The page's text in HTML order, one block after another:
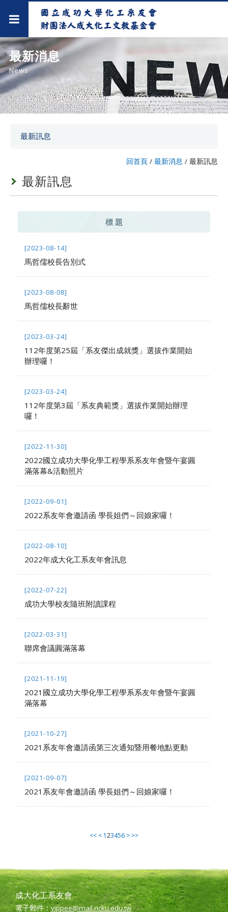
最新消息
News
最新訊息
回首頁 / 最新消息 / 最新訊息
最新訊息
標 題
[2023-08-14]
馬哲儒校長告別式
[2023-08-08]
馬哲儒校長辭世
[2023-03-24]
112年度第25屆「系友傑出成就獎」選拔作業開始
辦理囉！
[2023-03-24]
112年度第3屆「系友典範獎」選拔作業開始辦理
囉！
[2022-11-30]
2022國立成功大學化學工程學系系友年會暨午宴圓
滿落幕&活動照片
[2022-09-01]
2022系友年會邀請函 學長姐們～回娘家囉！
[2022-08-10]
2022年成大化工系友年會訊息
[2022-07-22]
成功大學校友隨班附讀課程
[2022-03-31]
聯席會議圓滿落幕
[2021-11-19]
2021國立成功大學化學工程學系系友年會暨午宴圓
滿落幕
[2021-10-27]
2021系友年會邀請函第三次通知暨用餐地點更動
[2021-09-07]
2021系友年會邀請函 學長姐們～回娘家囉！
<< < 123456 > >>
成大化工系友會
電子郵件：yippee@mail.ncku.edu.tw